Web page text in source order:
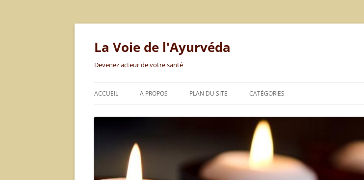
Aller
La Voie de l'Ayurvéda
Devenez acteur de votre santé
ACCUEIL A PROPOS PLAN DU SITE CATÉGORIES
ALIMENTATION
REPOS
LE POINT DE VUE DE L’AYURVÉDA